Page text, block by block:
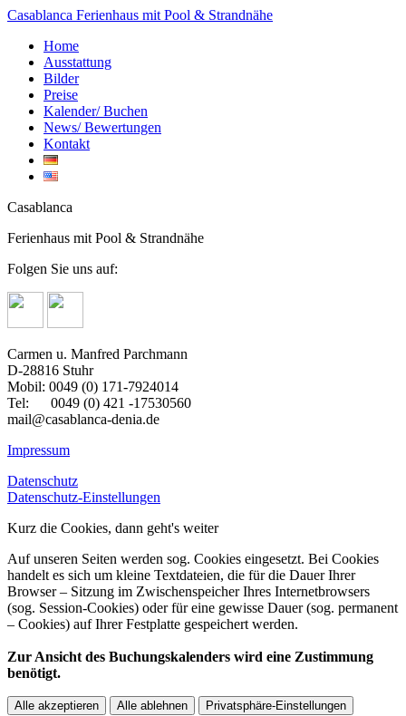
Casablanca Ferienhaus mit Pool & Strandnähe
Home
Ausstattung
Bilder
Preise
Kalender/ Buchen
News/ Bewertungen
Kontakt
Casablanca
Ferienhaus mit Pool & Strandnähe
Folgen Sie uns auf:
Carmen u. Manfred Parchmann
D-28816 Stuhr
Mobil: 0049 (0) 171-7924014
Tel: 0049 (0) 421 -17530560
mail@casablanca-denia.de
Impressum
Datenschutz
Datenschutz-Einstellungen
Kurz die Cookies, dann geht's weiter
Auf unseren Seiten werden sog. Cookies eingesetzt. Bei Cookies
handelt es sich um kleine Textdateien, die für die Dauer Ihrer
Browser – Sitzung im Zwischenspeicher Ihres Internetbrowsers
(sog. Session-Cookies) oder für eine gewisse Dauer (sog. permanent
– Cookies) auf Ihrer Festplatte gespeichert werden.
Zur Ansicht des Buchungskalenders wird eine Zustimmung
benötigt.
Alle akzeptieren Alle ablehnen Privatsphäre-Einstellungen